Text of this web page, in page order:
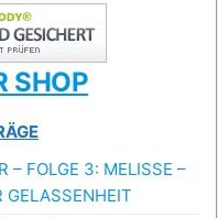
SHOP
– FOLGE 3: MELISSE –
GELASSENHEIT